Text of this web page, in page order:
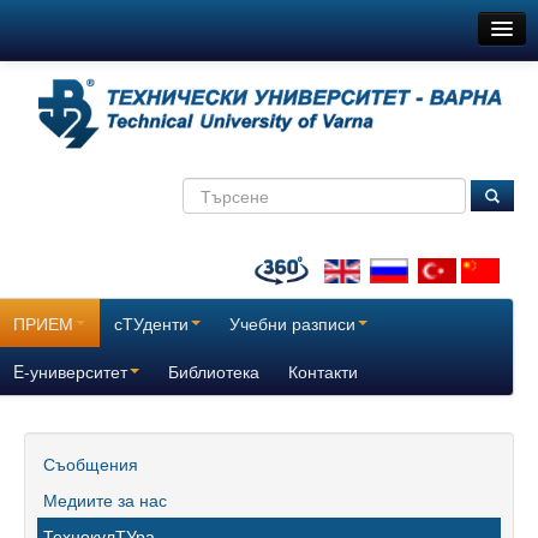
Новини
За нас
Поздравителни адреси
Отчетни доклади за дейността на ТУ – Варна
ПРИЕМ сТУденти
Учебни разписи
E-университет
Библиотека Контакти
Съобщения
Медиите за нас